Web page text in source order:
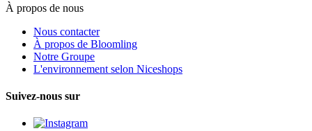
À propos de nous
Nous contacter
À propos de Bloomling
Notre Groupe
L'environnement selon Niceshops
Suivez-nous sur